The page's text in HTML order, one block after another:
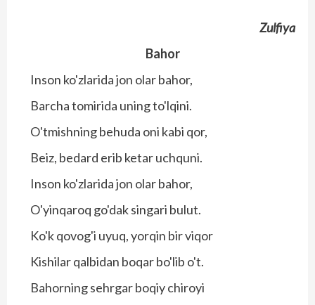
Zulfiya
Bahor
Inson ko'zlarida jon olar bahor,
Barcha tomirida uning to'lqini.
O'tmishning behuda oni kabi qor,
Beiz, bedard erib ketar uchquni.
Inson ko'zlarida jon olar bahor,
O'yinqaroq go'dak singari bulut.
Ko'k qovog'i uyuq, yorqin bir viqor
Kishilar qalbidan boqar bo'lib o't.
Bahorning sehrgar boqiy chiroyi